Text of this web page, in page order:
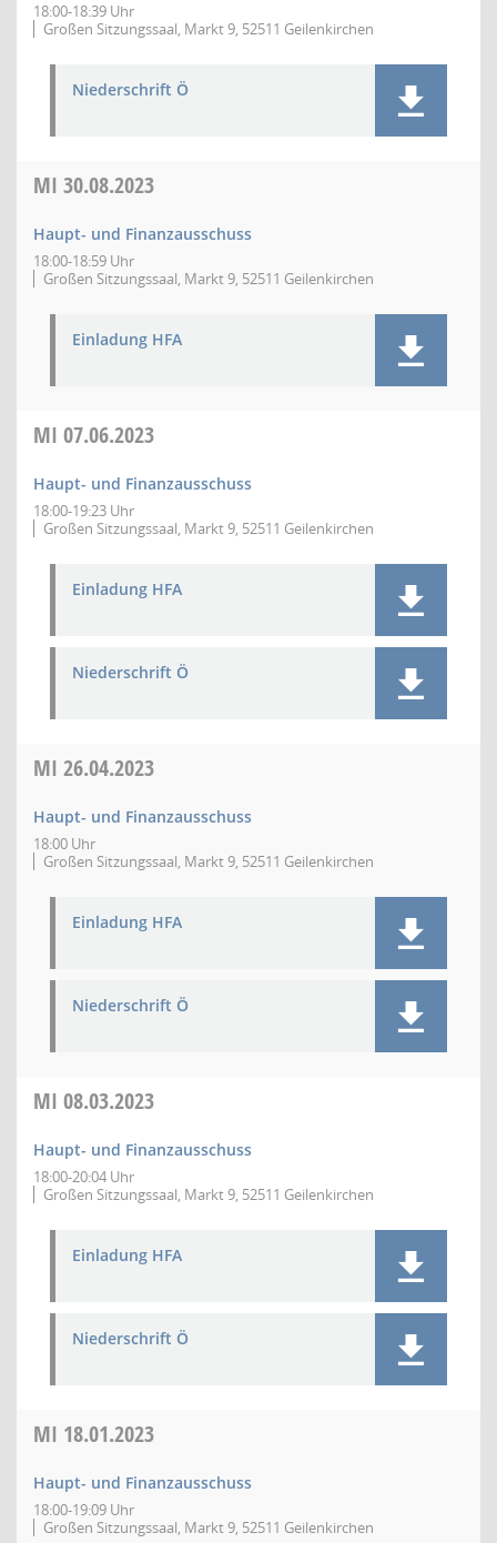
18:00-18:39 Uhr
Großen Sitzungssaal, Markt 9, 52511 Geilenkirchen
Niederschrift Ö
MI 30.08.2023
Haupt- und Finanzausschuss
18:00-18:59 Uhr
Großen Sitzungssaal, Markt 9, 52511 Geilenkirchen
Einladung HFA
MI 07.06.2023
Haupt- und Finanzausschuss
18:00-19:23 Uhr
Großen Sitzungssaal, Markt 9, 52511 Geilenkirchen
Einladung HFA
Niederschrift Ö
MI 26.04.2023
Haupt- und Finanzausschuss
18:00 Uhr
Großen Sitzungssaal, Markt 9, 52511 Geilenkirchen
Einladung HFA
Niederschrift Ö
MI 08.03.2023
Haupt- und Finanzausschuss
18:00-20:04 Uhr
Großen Sitzungssaal, Markt 9, 52511 Geilenkirchen
Einladung HFA
Niederschrift Ö
MI 18.01.2023
Haupt- und Finanzausschuss
18:00-19:09 Uhr
Großen Sitzungssaal, Markt 9, 52511 Geilenkirchen